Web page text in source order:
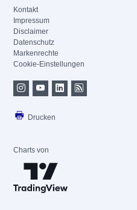
Kontakt
Impressum
Disclaimer
Datenschutz
Markenrechte
Cookie-Einstellungen
Drucken
Charts von